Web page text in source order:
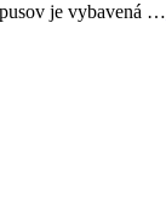
je vybavená …